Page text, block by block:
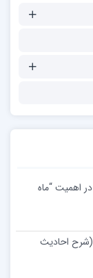
اهمیت “ماه
(شرح احادیث